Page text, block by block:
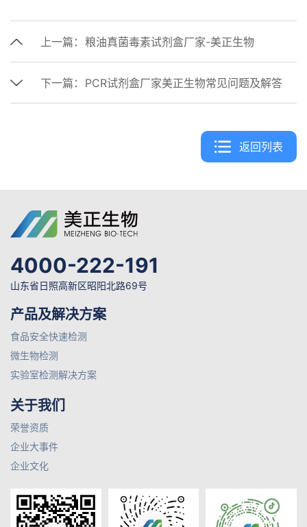
上一篇： 粮油真菌毒素试剂盒厂家-美正生物
下一篇： PCR试剂盒厂家美正生物常见问题及解答
返回列表
4000-222-191
山东省日照高新区昭阳北路69号
产品及解决方案
食品安全快速检测
微生物检测
实验室检测解决方案
关于我们
荣誉资质
企业大事件
企业文化